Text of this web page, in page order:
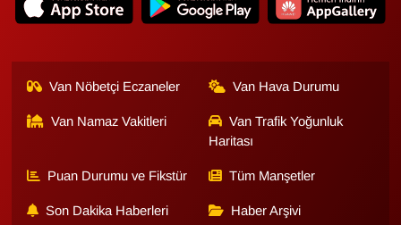
Van Nöbetçi Eczaneler Van Hava Durumu
Van Namaz Vakitleri
Van Trafik Yoğunluk
Haritası
Puan Durumu ve Fikstür Tüm Manşetler
Son Dakika Haberleri Haber Arşivi